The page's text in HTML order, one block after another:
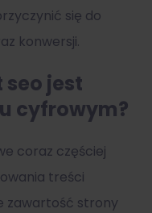
się do
konwersji.
jest
cyfrowym?
coraz częściej
treści
zawartość strony